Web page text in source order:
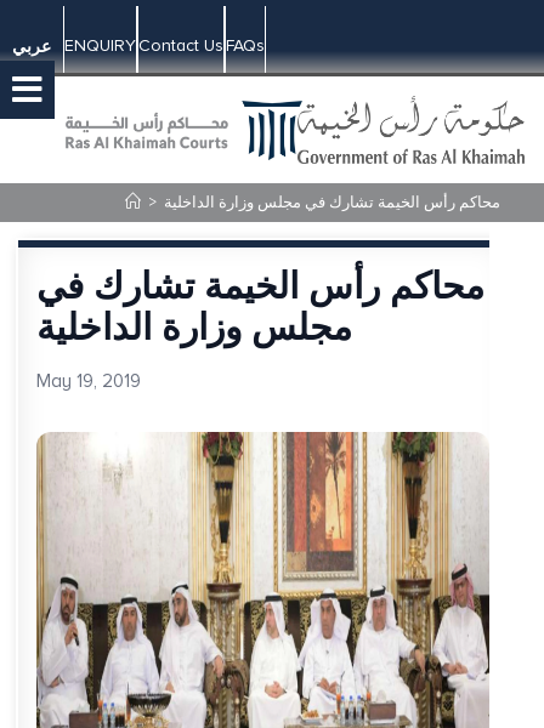
عربي ENQUIRYContact UsFAQs
> محاكم رأس الخيمة تشارك في مجلس وزارة الداخلية
محاكم رأس الخيمة تشارك في
مجلس وزارة الداخلية
May 19, 2019